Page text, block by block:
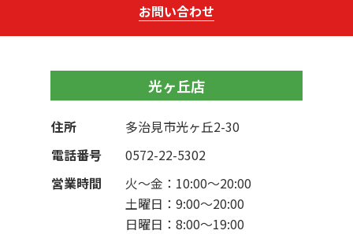
お問い合わせ
光ヶ丘店
住所
多治見市光ヶ丘2-30
電話番号
0572-22-5302
営業時間
火～金：10:00〜20:00
土曜日：9:00〜20:00
日曜日：8:00〜19:00